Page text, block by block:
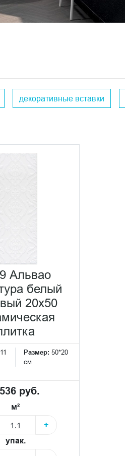
декоративные вставки
Альвао
белый
20х50
11
Размер: 50*20
см
руб.
м²
+
упак.